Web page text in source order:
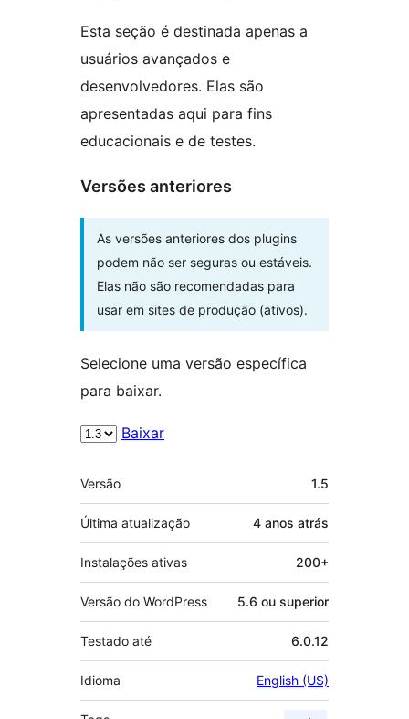
Esta seção é destinada apenas a
usuários avançados e
desenvolvedores. Elas são
apresentadas aqui para fins
educacionais e de testes.
Versões anteriores
As versões anteriores dos plugins
podem não ser seguras ou estáveis.
Elas não são recomendadas para
usar em sites de produção (ativos).
Selecione uma versão específica
para baixar.
Baixar
Meta
Versão 1.5
Última atualização 4 anos atrás
Instalações ativas 200+
Versão do WordPress 5.6 ou superior
Testado até 6.0.12
Idioma English (US)